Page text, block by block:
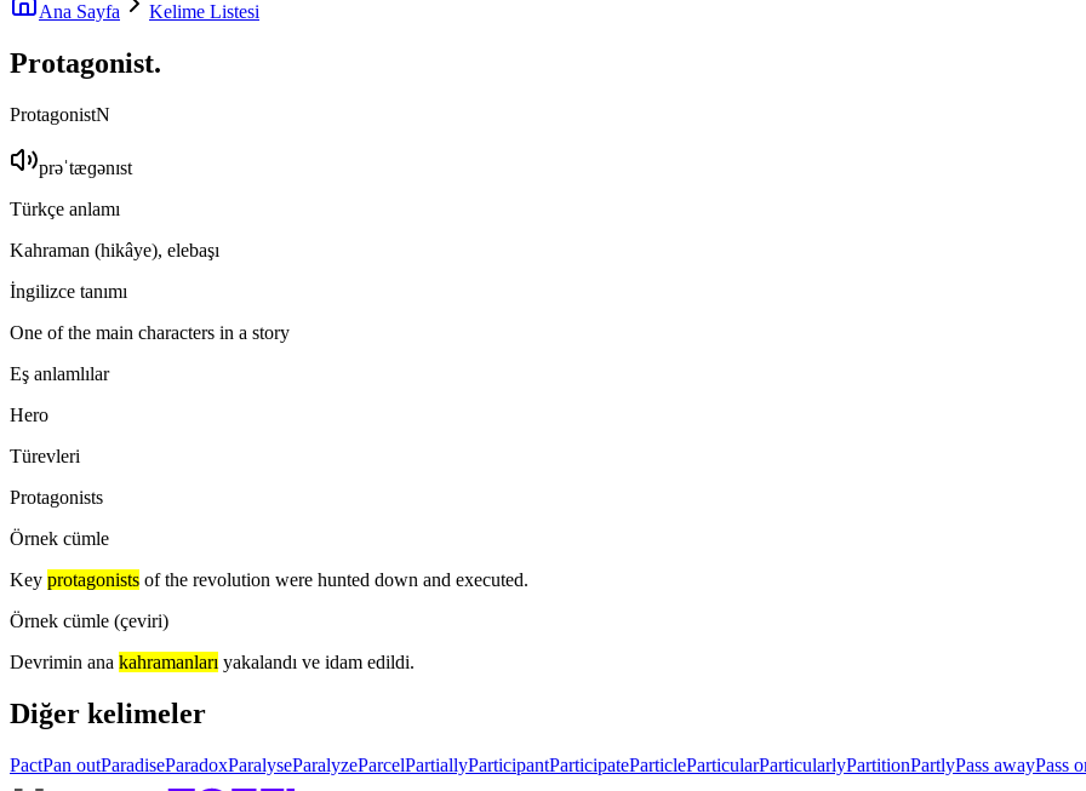
Ana Sayfa Kelime Listesi
Protagonist.
ProtagonistN
prəˈtæɡənɪst
Türkçe anlamı
Kahraman (hikâye), elebaşı
İngilizce tanımı
One of the main characters in a story
Eş anlamlılar
Hero
Türevleri
Protagonists
Örnek cümle
Key protagonists of the revolution were hunted down and executed.
Örnek cümle (çeviri)
Devrimin ana kahramanları yakalandı ve idam edildi.
Diğer kelimeler
PactPan outParadiseParadoxParalyseParalyzeParcelPartiallyParticipantParticipateParticleParticularParticularlyPartitionPartlyPass awayPass